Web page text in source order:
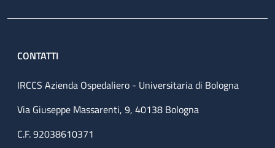
CONTATTI
IRCCS Azienda Ospedaliero - Universitaria di Bologna
Via Giuseppe Massarenti, 9, 40138 Bologna
C.F. 92038610371